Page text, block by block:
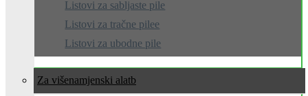
Listovi za sabljaste pile
Listovi za tračne pilee
Listovi za ubodne pile
Za višenamjenski alat